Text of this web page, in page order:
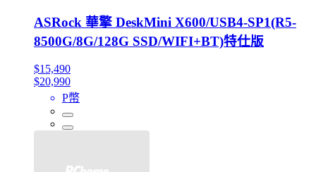
ASRock 華擎 DeskMini X600/USB4-SP1(R5-
8500G/8G/128G SSD/WIFI+BT)特仕版
$15,490
$20,990
P幣